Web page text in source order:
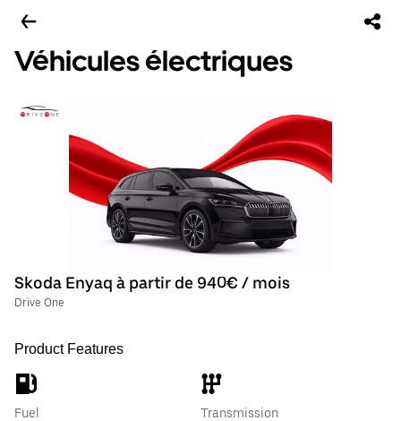
Véhicules électriques
Skoda Enyaq à partir de 940€ / mois
Drive One
Product Features
Fuel
Transmission